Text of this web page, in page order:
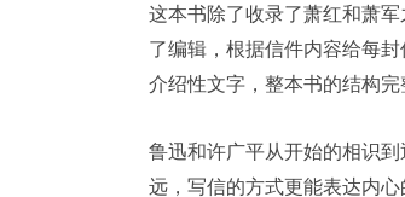
这本书除了收录了萧红和萧
了编辑，根据信件内容给每
介绍性文字，整本书的结构
鲁迅和许广平从开始的相识
远，写信的方式更能表达内